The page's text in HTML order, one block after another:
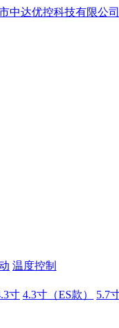
温度控制
寸 4.3寸（ES款） 5.7